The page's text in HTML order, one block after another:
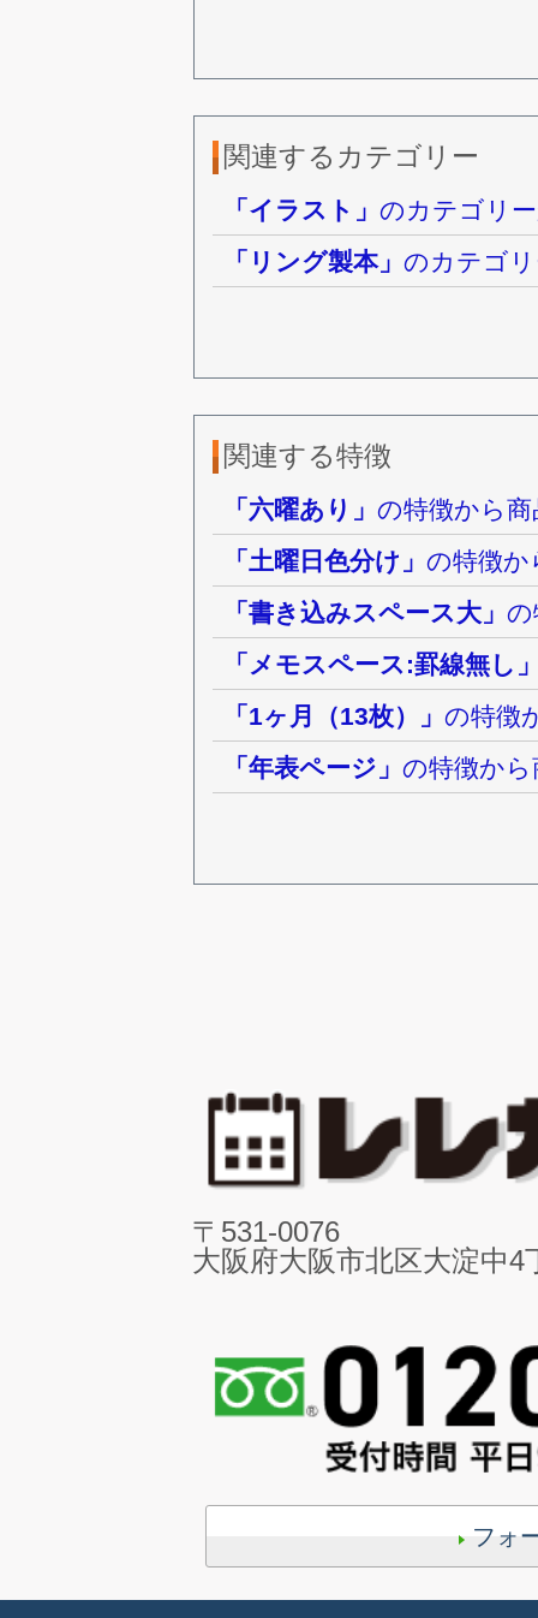
関連するカテゴリー
「イラスト」のカテゴリ
「リング製本」のカテゴ
関連する特徴
「六曜あり」の特徴から
「土曜日色分け」の特徴か
「書き込みスペース大」
「メモスペース:罫線無し
「1ヶ月（13枚）」の特徴
「年表ページ」の特徴か
〒531-0076
大阪府大阪市北区大淀中4
フォ